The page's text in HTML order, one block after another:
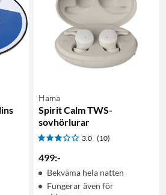
Hama
Spirit Calm TWS-
sovhörlurar
3.0 (10)
499:-
Bekväma hela natten
Fungerar även för